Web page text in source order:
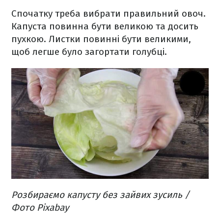
Спочатку треба вибрати правильний овоч.
Капуста повинна бути великою та досить
пухкою. Листки повинні бути великими,
щоб легше було загортати голубці.
Розбираємо капусту без зайвих зусиль /
Фото Pixabay